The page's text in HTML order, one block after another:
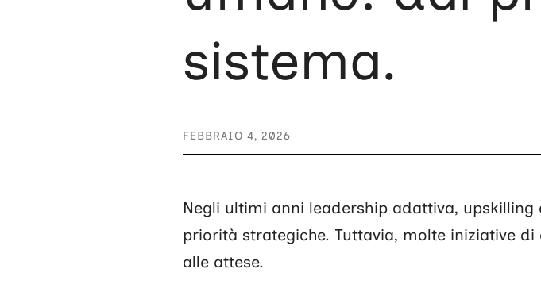
sistema.
FEBBRAIO 4, 2026
Negli ultimi anni leadership adattiva,
priorità strategiche. Tuttavia, molte iniziative
alle attese.